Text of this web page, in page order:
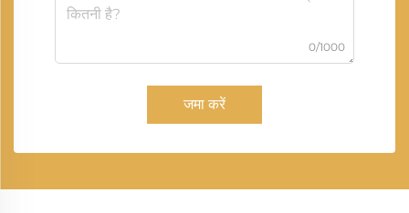
0/1000
जमा करें